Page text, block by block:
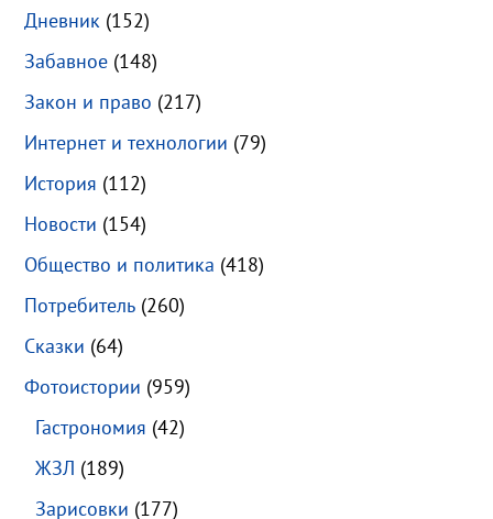
Дневник (152)
Забавное (148)
Закон и право (217)
Интернет и технологии (79)
История (112)
Новости (154)
Общество и политика (418)
Потребитель (260)
Сказки (64)
Фотоистории (959)
Гастрономия (42)
ЖЗЛ (189)
Зарисовки (177)